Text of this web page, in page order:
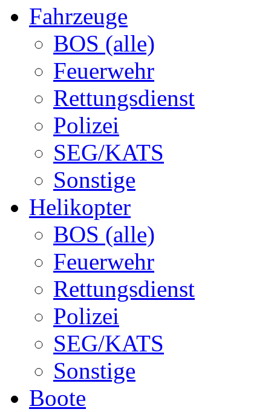
Fahrzeuge
BOS (alle)
Feuerwehr
Rettungsdienst
Polizei
SEG/KATS
Sonstige
Helikopter
BOS (alle)
Feuerwehr
Rettungsdienst
Polizei
SEG/KATS
Sonstige
Boote